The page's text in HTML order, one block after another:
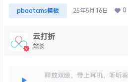
pbootcms模板 25年5月16日 0
云打折
站长
释放双眼，带上耳机，听听看